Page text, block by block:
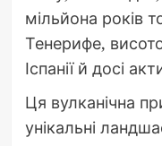
мільйона років
Тенерифе,
Іспанії й досі
Ця вулканічна
унікальні